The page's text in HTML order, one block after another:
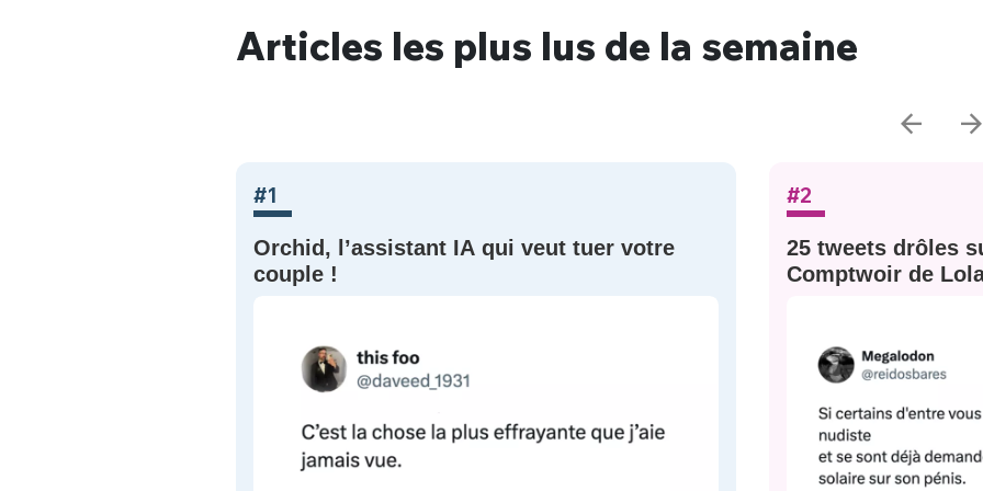
Articles les plus lus de la semaine
#1
Orchid, l’assistant IA qui veut tuer votre
couple !
#2
25 tweets drôles
Comptwoir de Lola